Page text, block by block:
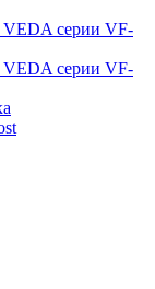
VEDA серии VF-
VEDA серии VF-